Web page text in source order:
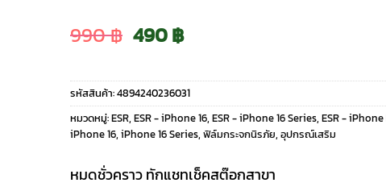
990฿ Original
price
was:
490฿Current
price
is:
รหัสสินค้า:4894240236031
หมวดหมู่:ESR, ESR - iPhone 16, ESR - iPhone 16 Series, ESR -
iPhone 16, iPhone 16 Series, ฟิล์มกระจกนิรภัย, อุปกรณ์เสริม
หมดชั่วคราว ทักแชทเช็คสต๊อกสาขา